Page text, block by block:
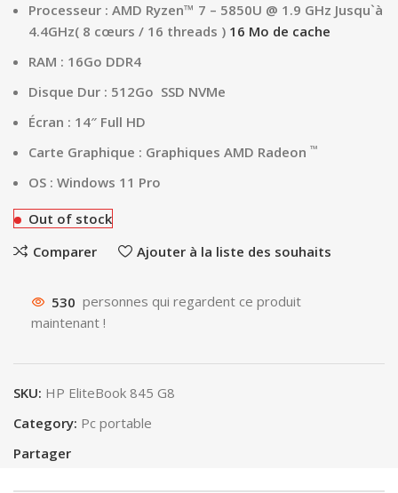
Processeur : AMD Ryzen™ 7 – 5850U @ 1.9 GHz Jusqu`à
4.4GHz( 8 cœurs / 16 threads ) 16 Mo de cache
RAM : 16Go DDR4
Disque Dur : 512Go SSD NVMe
Écran : 14″ Full HD
Carte Graphique : Graphiques AMD Radeon ™
OS : Windows 11 Pro
Out of stock
Comparer
Ajouter à la liste des souhaits
530 personnes qui regardent ce produit
maintenant !
SKU: HP EliteBook 845 G8
Category: Pc portable
Partager